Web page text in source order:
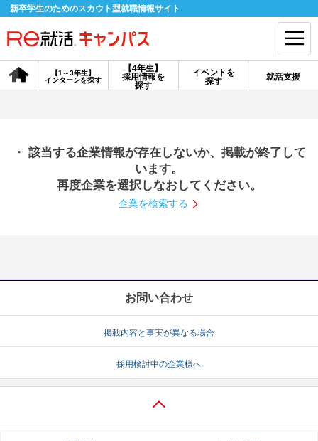
新卒学生のためのスカウト型就職情報サイト
【4年生】
採用情報を
探す
【1～3年生】
インターンを探す
イベントを
探す
就活支援
会員登録 ログイン
探す
【4年生】
説明会を探す
就活ノウハウ・サポート
就活ノウハウが満載！ お役立ち記事・相談室など
・ 該当する企業情報が存在しないか、掲載が終了して
います。
再度企業を選択しなおしてください。
企業を検索する
お問い合わせ
掲載内容と事実が異なる場合
採用検討中の企業様へ